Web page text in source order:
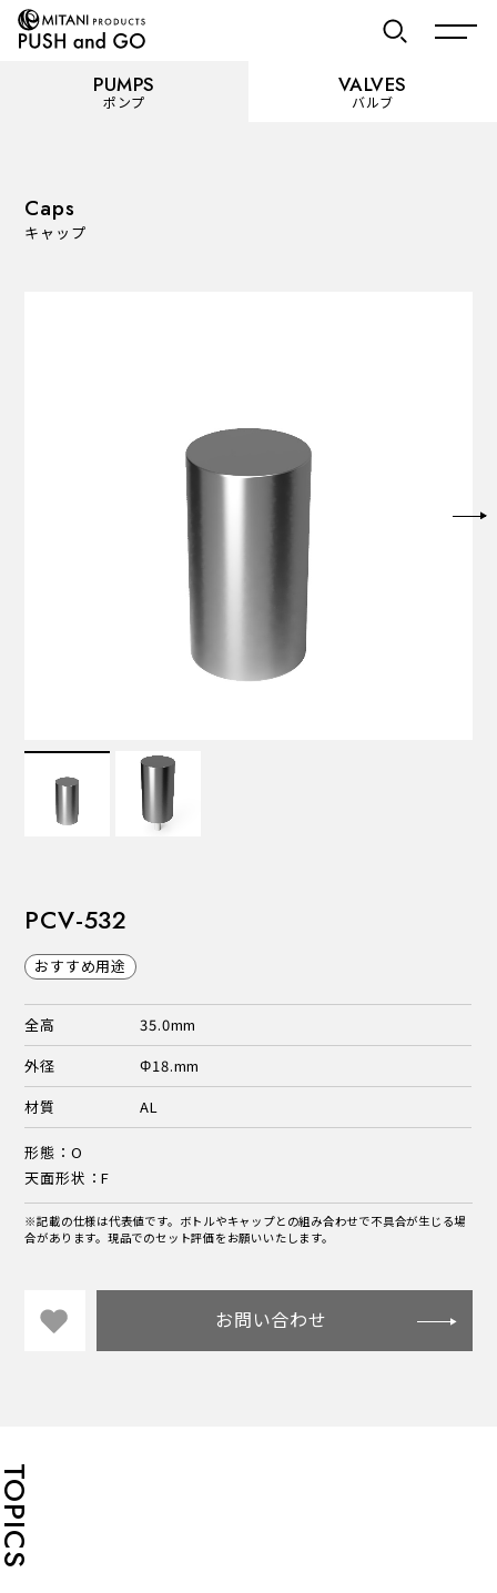
PUMPS
PUMPS
ポンプ
VALVES
バルブ
Caps
キャップ
PCV-532
おすすめ用途
全高
35.0mm
外径
Φ18.mm
材質
AL
形態：O
天面形状：F
※記載の仕様は代表値です。ボトルやキャップとの組み合わせで不具合が生じる場
合があります。現品でのセット評価をお願いいたします。
お問い合わせ